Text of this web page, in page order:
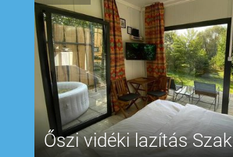
Őszi vidéki lazítás